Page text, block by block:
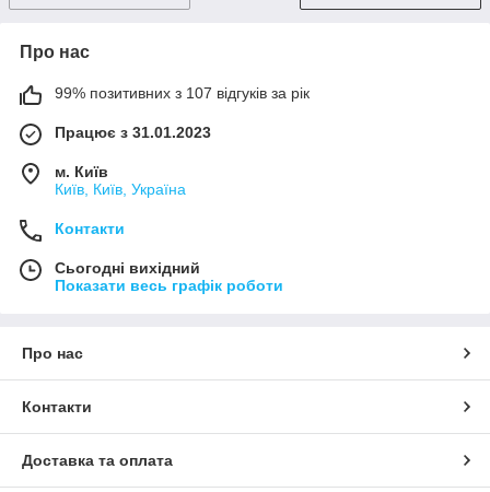
Про нас
99% позитивних з 107 відгуків за рік
Працює з 31.01.2023
м. Київ
Київ, Київ, Україна
Контакти
Сьогодні вихідний
Показати весь графік роботи
Про нас
Контакти
Доставка та оплата